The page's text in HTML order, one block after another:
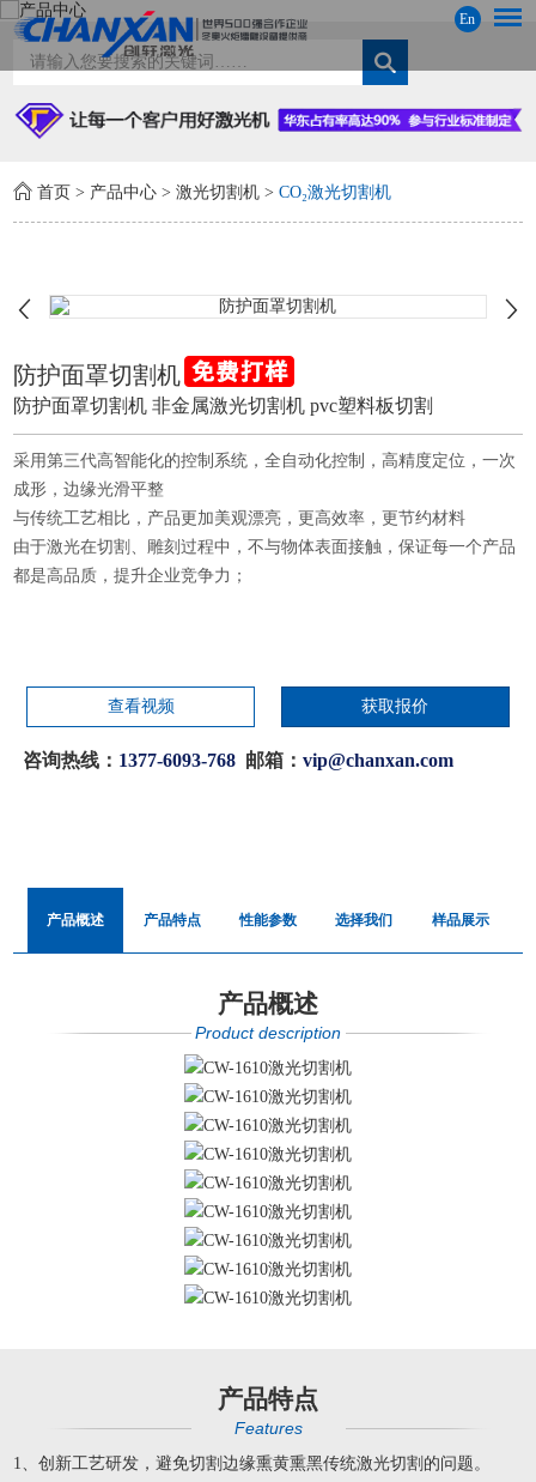
En
首页 > 产品中心 >激光切割机 >CO₂激光切割机
防护面罩切割机
防护面罩切割机 非金属激光切割机 pvc塑料板切割
采用第三代高智能化的控制系统，全自动化控制，高精度定位，一次
成形，边缘光滑平整
与传统工艺相比，产品更加美观漂亮，更高效率，更节约材料
由于激光在切割、雕刻过程中，不与物体表面接触，保证每一个产品
都是高品质，提升企业竞争力；
查看视频 获取报价
咨询热线： 1377-6093-768 邮箱：vip@chanxan.com
产品概述 产品特点 性能参数 选择我们 样品展示
产品概述
Product description
产品特点
Features
1、创新工艺研发，避免切割边缘熏黄熏黑传统激光切割的问题。